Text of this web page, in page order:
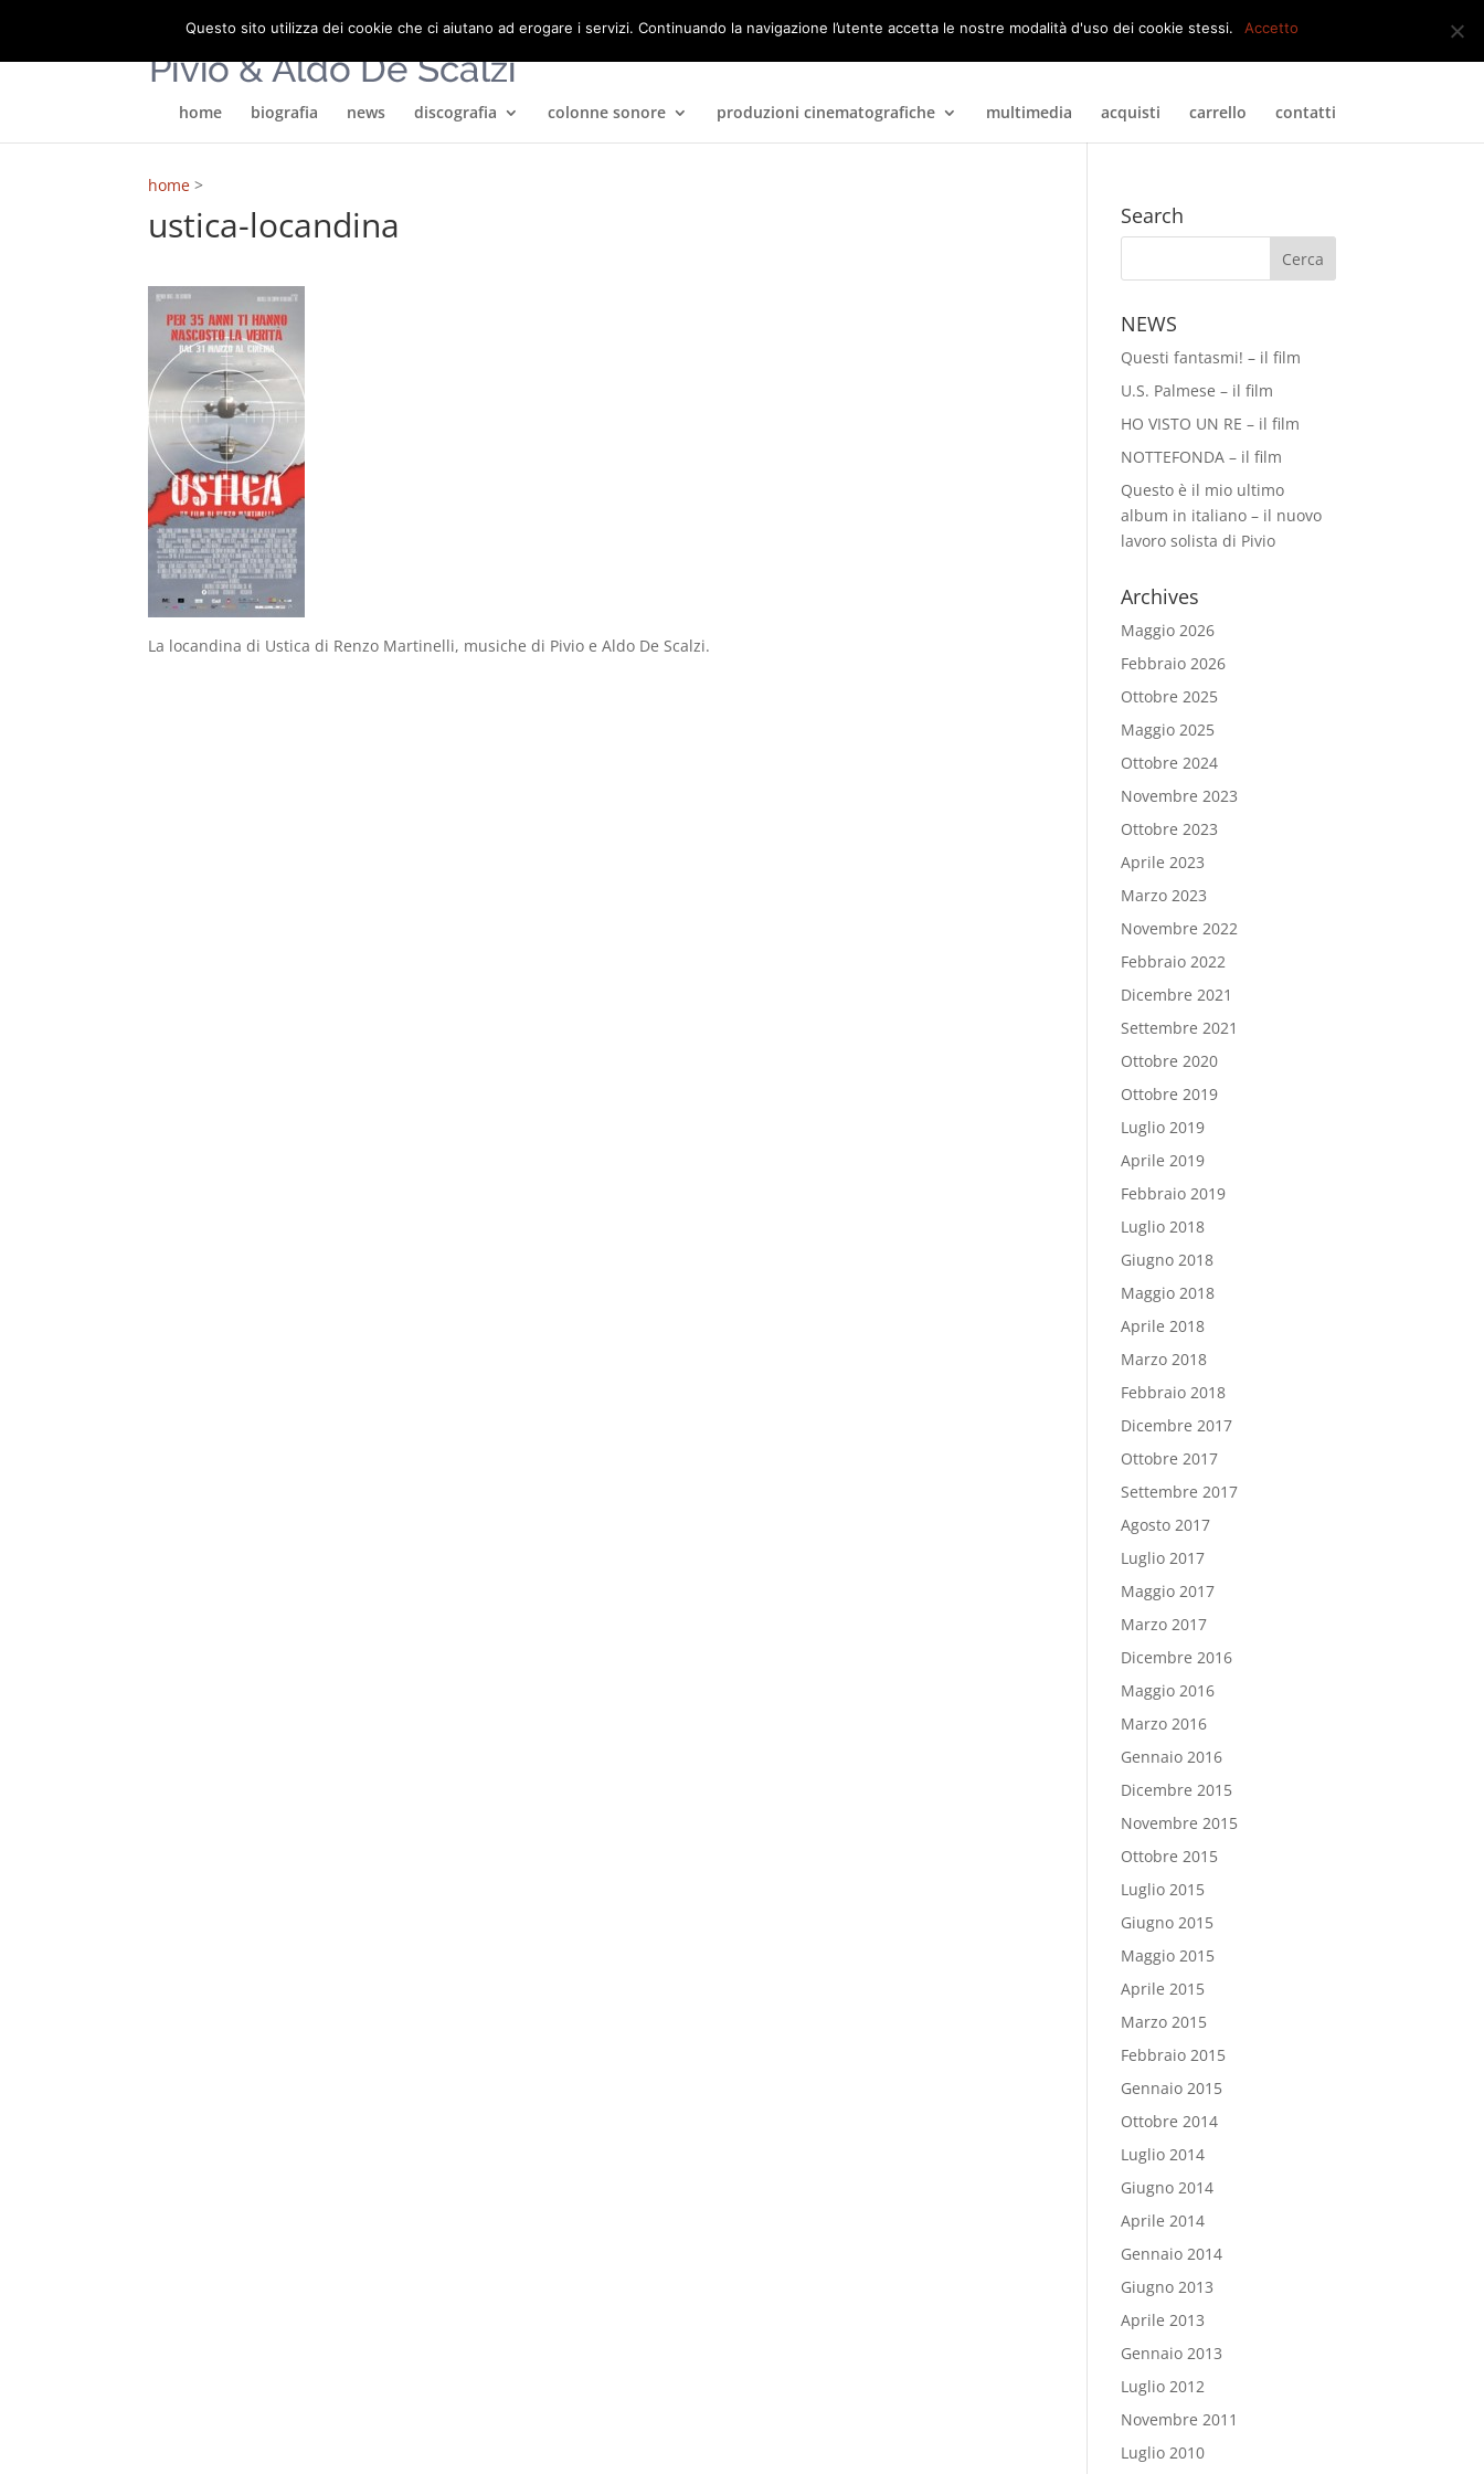
home biografia news discografia colonne sonore produzioni cinematografiche multimedia acquisti carrello contatti
home >
ustica-locandina
La locandina di Ustica di Renzo Martinelli, musiche di Pivio e Aldo De Scalzi.
Search
NEWS
Questi fantasmi! – il film
U.S. Palmese – il film
HO VISTO UN RE – il film
NOTTEFONDA – il film
Questo è il mio ultimo
album in italiano – il nuovo
lavoro solista di Pivio
Archives
Maggio 2026
Febbraio 2026
Ottobre 2025
Maggio 2025
Ottobre 2024
Novembre 2023
Ottobre 2023
Aprile 2023
Marzo 2023
Novembre 2022
Febbraio 2022
Dicembre 2021
Settembre 2021
Ottobre 2020
Ottobre 2019
Luglio 2019
Aprile 2019
Febbraio 2019
Luglio 2018
Giugno 2018
Maggio 2018
Aprile 2018
Marzo 2018
Febbraio 2018
Dicembre 2017
Ottobre 2017
Settembre 2017
Agosto 2017
Luglio 2017
Maggio 2017
Marzo 2017
Dicembre 2016
Maggio 2016
Marzo 2016
Gennaio 2016
Dicembre 2015
Novembre 2015
Ottobre 2015
Luglio 2015
Giugno 2015
Maggio 2015
Aprile 2015
Marzo 2015
Febbraio 2015
Gennaio 2015
Ottobre 2014
Luglio 2014
Giugno 2014
Aprile 2014
Gennaio 2014
Giugno 2013
Aprile 2013
Gennaio 2013
Luglio 2012
Novembre 2011
Luglio 2010
Questo sito utilizza dei cookie che ci aiutano ad erogare i servizi. Continuando la navigazione l’utente accetta le nostre modalità d'uso dei cookie stessi. Accetto